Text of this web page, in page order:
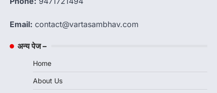
Email: contact@vartasambhav.com
अन्य पेज –
Home
About Us